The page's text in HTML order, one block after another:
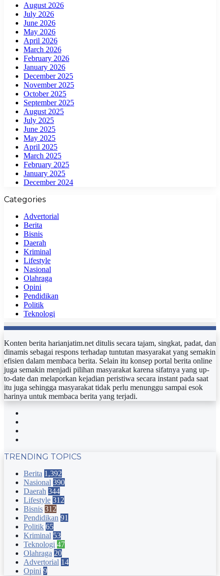
August 2026
July 2026
June 2026
May 2026
April 2026
March 2026
February 2026
January 2026
December 2025
November 2025
October 2025
September 2025
August 2025
July 2025
June 2025
May 2025
April 2025
March 2025
February 2025
January 2025
December 2024
Categories
Advertorial
Berita
Bisnis
Daerah
Kriminal
Lifestyle
Nasional
Olahraga
Opini
Pendidikan
Politik
Teknologi
Konten berita harianjatim.net ditulis secara tajam, singkat, padat, dan
dinamis sebagai respons terhadap tuntutan masyarakat yang semakin
efisien dalam membaca berita. Selain itu konsep portal berita online
juga semakin menjadi pilihan masyarakat karena sifatnya yang up-
to-date dan melaporkan kejadian peristiwa secara instant pada saat
itu juga sehingga masyarakat tidak perlu menunggu sampai esok
harinya untuk membaca berita yang terjadi.
TRENDING TOPICS
Berita 1,392
Nasional 390
Daerah 344
Lifestyle 312
Bisnis 312
Pendidikan 91
Politik 65
Kriminal 53
Teknologi 47
Olahraga 20
Advertorial 14
Opini 9